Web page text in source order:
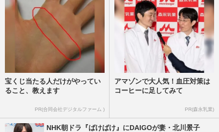
宝くじ当たる人だけがやってい
ること、教えます
PR(合同会社デジタルファーム )
アマゾンで大人気！血圧対策は
コーヒーに足してみて
PR(森永乳業)
NHK朝ドラ『ばけばけ』にDAIGOが妻・北川景子